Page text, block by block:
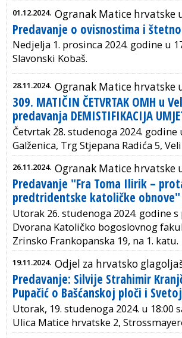
01.12.2024. Ogranak Matice hrvatske
Predavanje o ovisnostima i
Nedjelja 1. prosinca 2024. godine u
Slavonski Kobaš.
28.11.2024. Ogranak Matice hrvatske
309. MATIČIN ČETVRTAK OMH u
predavanja DEMISTIFIKACIJA
Četvrtak 28. studenoga 2024. godine
Galženica, Trg Stjepana Radića 5,
26.11.2024. Ogranak Matice hrvatske
Predavanje "Fra Toma Ilirik –
predtridentske katoličke obnove"
Utorak 26. studenoga 2024. godine
Dvorana Katoličko bogoslovnog
Zrinsko Frankopanska 19, na 1. katu.
19.11.2024. Odjel za hrvatsko
Predavanje: Silvije Strahimir
Pupačić o Bašćanskoj ploči i
Utorak, 19. studenoga 2024. u 18:00
Ulica Matice hrvatske 2,